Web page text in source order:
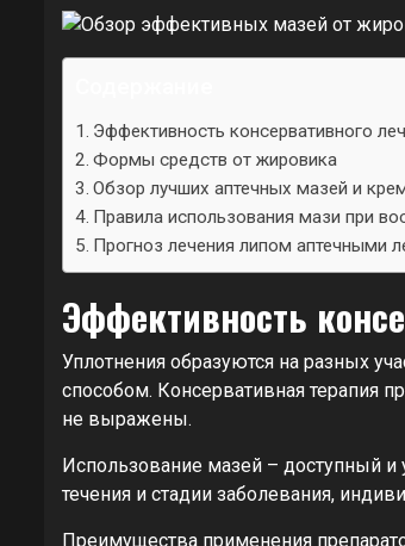
Эффективность консервативного
Формы средств от жировика
Обзор лучших аптечных мазей и
Правила использования мази при
Прогноз лечения липом аптечными
Эффективность
Уплотнения образуются на разных
способом. Консервативная терапия
не выражены.
Использование мазей – доступный и
течения и стадии заболевания,
Преимущества применения